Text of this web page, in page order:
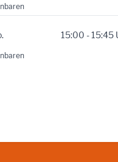
15:00 - 15:45